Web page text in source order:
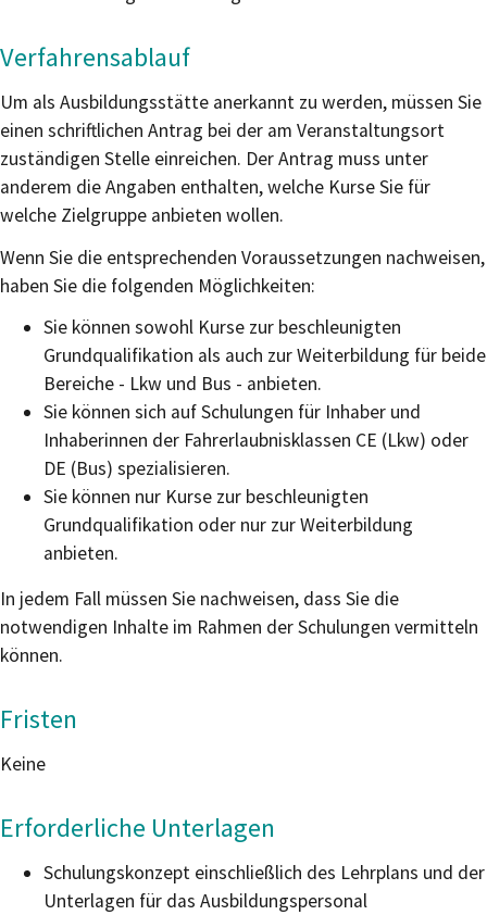
Verfahrensablauf
Um als Ausbildungsstätte anerkannt zu werden, müssen Sie
einen schriftlichen Antrag bei der am Veranstaltungsort
zuständigen Stelle einreichen. Der Antrag muss unter
anderem die Angaben enthalten, welche Kurse Sie für
welche Zielgruppe anbieten wollen.
Wenn Sie die entsprechenden Voraussetzungen nachweisen,
haben Sie die folgenden Möglichkeiten:
Sie können sowohl Kurse zur beschleunigten
Grundqualifikation als auch zur Weiterbildung für beide
Bereiche - Lkw und Bus - anbieten.
Sie können sich auf Schulungen für Inhaber und
Inhaberinnen der Fahrerlaubnisklassen CE (Lkw) oder
DE (Bus) spezialisieren.
Sie können nur Kurse zur beschleunigten
Grundqualifikation oder nur zur Weiterbildung
anbieten.
In jedem Fall müssen Sie nachweisen, dass Sie die
notwendigen Inhalte im Rahmen der Schulungen vermitteln
können.
Fristen
Keine
Erforderliche Unterlagen
Schulungskonzept einschließlich des Lehrplans und der
Unterlagen für das Ausbildungspersonal